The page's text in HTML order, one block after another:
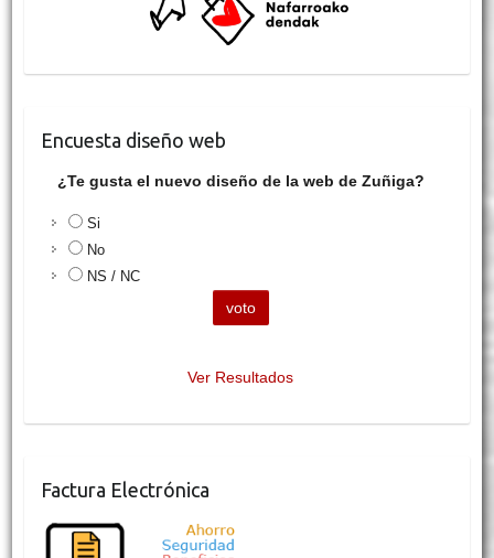
Encuesta diseño web
¿Te gusta el nuevo diseño de la web de Zuñiga?
Si
No
NS / NC
Ver Resultados
Factura Electrónica